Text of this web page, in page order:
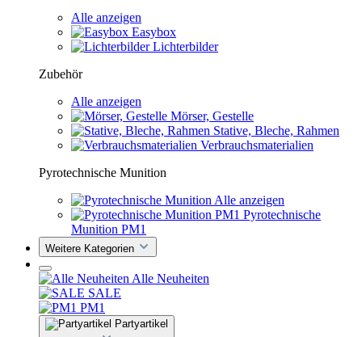
Alle anzeigen
Easybox
Lichterbilder
Zubehör
Alle anzeigen
Mörser, Gestelle
Stative, Bleche, Rahmen
Verbrauchsmaterialien
Pyrotechnische Munition
Alle anzeigen
Pyrotechnische
Munition PM1
Weitere Kategorien
Alle Neuheiten
SALE
PM1
Partyartikel